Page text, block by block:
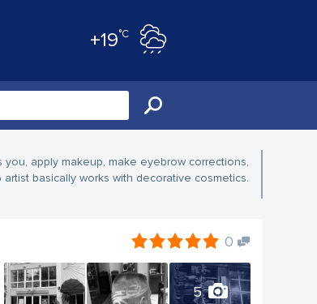
+19°C
apply makeup, make eyebrow corrections,
basically works with decorative cosmetics.
0
5